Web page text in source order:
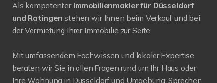
Als kompetenter Immobilienmakler für Düsseldorf
und Ratingen stehen wir Ihnen beim Verkauf und bei
der Vermietung Ihrer Immobilie zur Seite.
Mit umfassendem Fachwissen und lokaler Expertise
beraten wir Sie in allen Fragen rund um Ihr Haus oder
Ihre Wohnung in Düsseldorf und Umgebung. Sprechen